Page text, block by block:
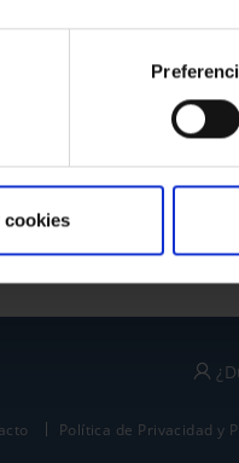
cookies
política de
Política de Privacidad y